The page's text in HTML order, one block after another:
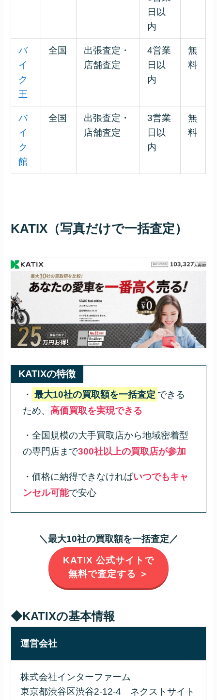
日以
内
バ
イ
ク
王
全国
出張査定・
店舗査定
4営業
日以
内
無
料
バ
イ
ク
館
全国
出張査定・
店舗査定
3営業
日以
内
無
料
KATIX（写真だけで一括査定）
KATIXの特徴
・ 最大10社の買取額を一括査定 できる
ため、 高価買取を実現できる
・全国規模の大手買取店から地域密着型
の専門店まで300社以上の買取店が参加
・価格に納得できなければいつでもキャ
ンセル可能で安心
＼最大10社の買取額を一括査定／
KATIX 公式サイトで
無料で査定する ＞
◆KATIXの基本情報
運営会社
株式会社インターファーム
東京都渋谷区渋谷2-12-4 ネクストサイト